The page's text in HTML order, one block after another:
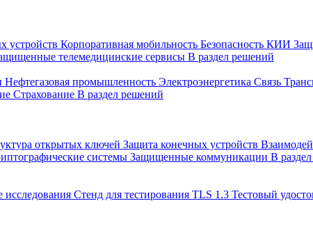
устройств Корпоративная мобильность Безопасность КИИ
телемедицинские сервисы В раздел решений
Нефтегазовая промышленность Электроэнергетика Связь
Страхование В раздел решений
открытых ключей Защита конечных устройств
системы Защищенные коммуникации В
Стенд для тестирования TLS 1.3 Тестовый